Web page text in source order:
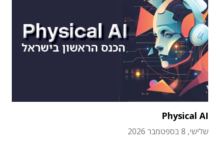
Physical AI
שלישי, 8 בספטמבר 2026